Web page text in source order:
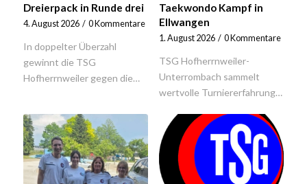
Dreierpack in Runde drei
4. August 2026 / 0 Kommentare
In doppelter Überzahl
gewinnt die TSG
Hofherrnweiler gegen die…
Taekwondo Kampf in
Ellwangen
1. August 2026 / 0 Kommentare
TSG Hofherrnweiler-
Unterrombach sammelt
wertvolle Turniererfahrung…